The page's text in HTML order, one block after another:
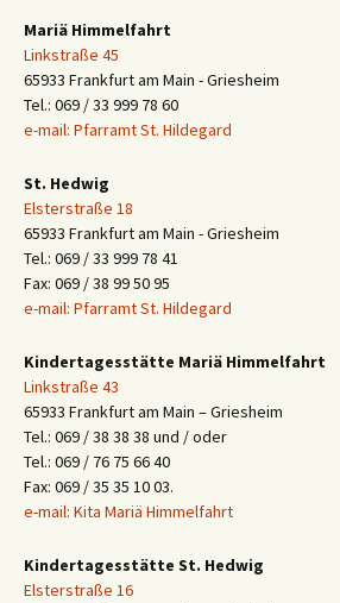
Mariä Himmelfahrt
Linkstraße 45
65933 Frankfurt am Main - Griesheim
Tel.: 069 / 33 999 78 60
e-mail: Pfarramt St. Hildegard
St. Hedwig
Elsterstraße 18
65933 Frankfurt am Main - Griesheim
Tel.: 069 / 33 999 78 41
Fax: 069 / 38 99 50 95
e-mail: Pfarramt St. Hildegard
Kindertagesstätte Mariä Himmelfahrt
Linkstraße 43
65933 Frankfurt am Main – Griesheim
Tel.: 069 / 38 38 38 und / oder
Tel.: 069 / 76 75 66 40
Fax: 069 / 35 35 10 03.
e-mail: Kita Mariä Himmelfahrt
Kindertagesstätte St. Hedwig
Elsterstraße 16